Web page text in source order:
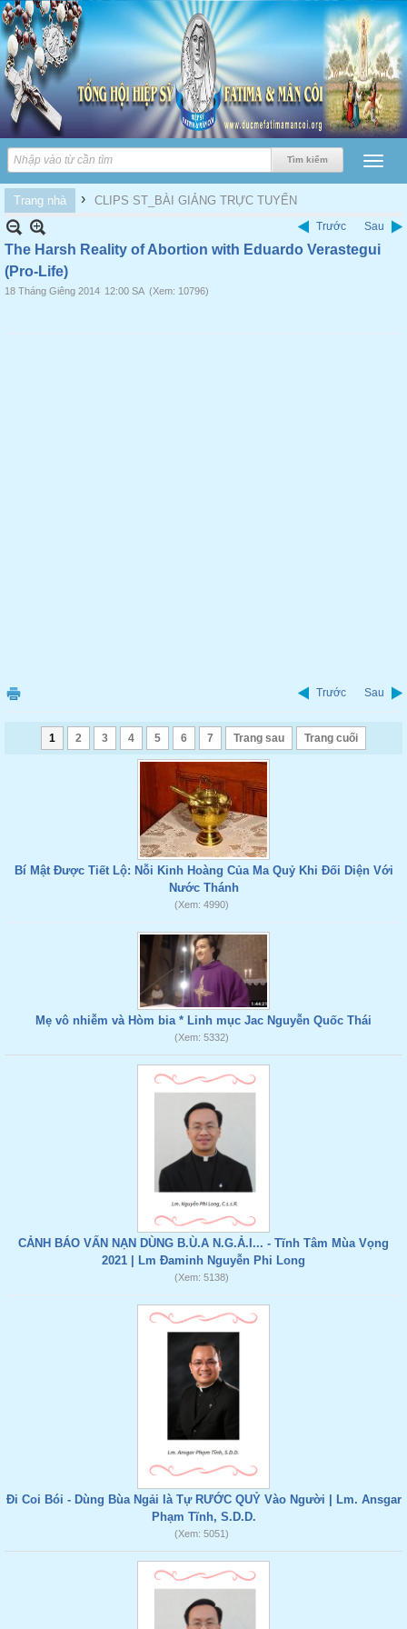
Trang nhà › CLIPS ST_BÀI GIẢNG TRỰC TUYẾN
Trước Sau
The Harsh Reality of Abortion with Eduardo Verastegui
(Pro-Life)
18 Tháng Giêng 2014 12:00 SA (Xem: 10796)
Trước Sau
1 2 3 4 5 6 7 Trang sau Trang cuối
Bí Mật Được Tiết Lộ: Nỗi Kinh Hoàng Của Ma Quỷ Khi Đối Diện Với
Nước Thánh
(Xem: 4990)
Mẹ vô nhiễm và Hòm bia * Linh mục Jac Nguyễn Quốc Thái
(Xem: 5332)
CẢNH BÁO VẤN NẠN DÙNG B.Ù.A N.G.Ả.I... - Tĩnh Tâm Mùa Vọng
2021 | Lm Đaminh Nguyễn Phi Long
(Xem: 5138)
Đi Coi Bói - Dùng Bùa Ngải là Tự RƯỚC QUỶ Vào Người | Lm. Ansgar
Phạm Tĩnh, S.D.D.
(Xem: 5051)